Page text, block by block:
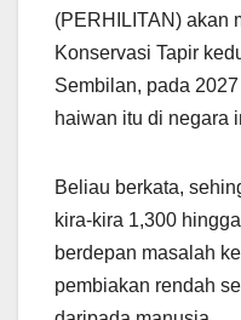
(PERHILITAN) akan
Konservasi Tapir
Sembilan, pada
haiwan itu di negara
Beliau berkata,
kira-kira 1,300
berdepan masalah
pembiakan rendah